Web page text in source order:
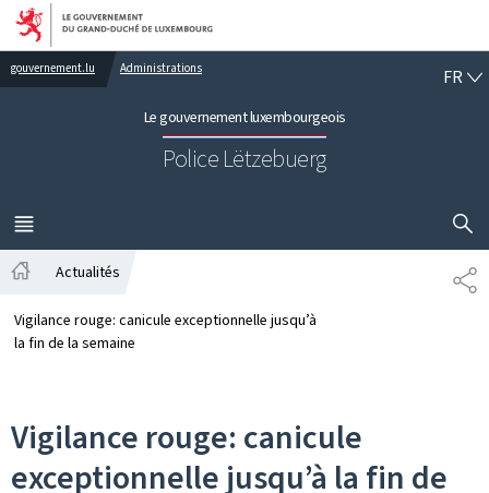
Aller au menu principal
Aller au contenu
gouvernement.lu Administrations
Le gouvernement luxembourgeois
Police Lëtzebuerg
FR
MENU
PRINCIPAL
Actualités
Vigilance rouge: canicule exceptionnelle jusqu’à
la fin de la semaine
Vigilance rouge: canicule
exceptionnelle jusqu’à la fin de